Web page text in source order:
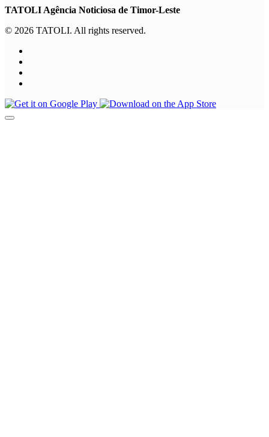
TATOLI Agência Noticiosa de Timor-Leste
© 2026 TATOLI. All rights reserved.